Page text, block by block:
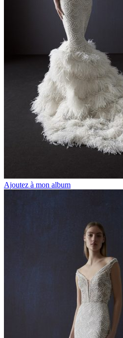
Ajoutez à mon album